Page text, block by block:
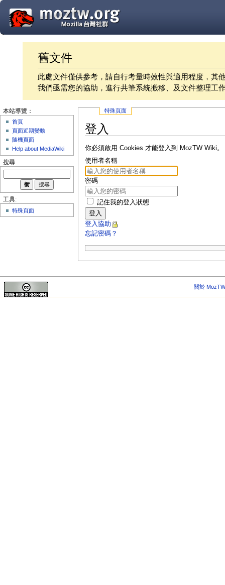
舊文件
此處文件僅供參考，請自行考量時效性與適用程度，其
我們亟需您的協助，進行共筆系統搬移、及文件整理工
特殊頁面
登入
你必須啟用 Cookies 才能登入到 MozTW Wiki。
使用者名稱
密碼
記住我的登入狀態
登入
登入協助
忘記密碼？
本站導覽：
首頁
頁面近期變動
隨機頁面
Help about MediaWiki
搜尋
工具:
特殊頁面
關於